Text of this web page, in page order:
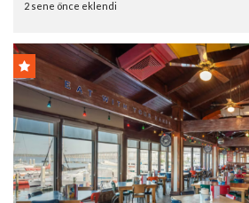
2 sene önce eklendi